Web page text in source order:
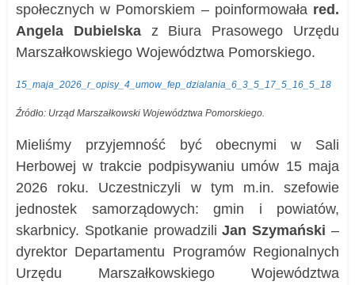
społecznych w Pomorskiem – poinformowała red.
Angela Dubielska z Biura Prasowego Urzędu
Marszałkowskiego Województwa Pomorskiego.
15_maja_2026_r_opisy_4_umow_fep_dzialania_6_3_5_17_5_16_5_18
Źródło: Urząd Marszałkowski Województwa Pomorskiego.
Mieliśmy przyjemność być obecnymi w Sali
Herbowej w trakcie podpisywaniu umów 15 maja
2026 roku. Uczestniczyli w tym m.in. szefowie
jednostek samorządowych: gmin i powiatów,
skarbnicy. Spotkanie prowadziliJan Szymański –
dyrektor Departamentu Programów Regionalnych
Urzędu Marszałkowskiego Województwa